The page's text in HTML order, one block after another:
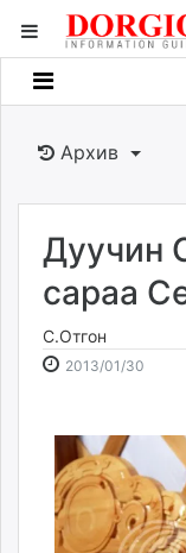
Мэдээллийн
Банк санхүү
Бизнес ААН
Төрийн
Нийслэлийн
dorgio.mn
Gogo.mn
news.mn
zindaa.mn
Baabar.mn
tovch.mn
Архив
Дуучин
сараа
С.Отгон
2013/01/30